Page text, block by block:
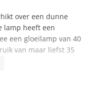
over een dunne
lamp heeft een
een gloeilamp van 40
van maar liefst 35